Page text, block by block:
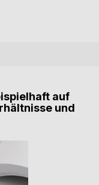
auf
und